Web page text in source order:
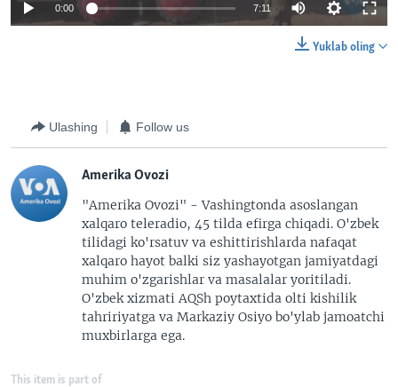
0:00 7:11
Yuklab oling
Ulashing Follow us
Amerika Ovozi
"Amerika Ovozi" - Vashingtonda asoslangan
xalqaro teleradio, 45 tilda efirga chiqadi. O'zbek
tilidagi ko'rsatuv va eshittirishlarda nafaqat
xalqaro hayot balki siz yashayotgan jamiyatdagi
muhim o'zgarishlar va masalalar yoritiladi.
O'zbek xizmati AQSh poytaxtida olti kishilik
tahririyatga va Markaziy Osiyo bo'ylab jamoatchi
muxbirlarga ega.
This item is part of